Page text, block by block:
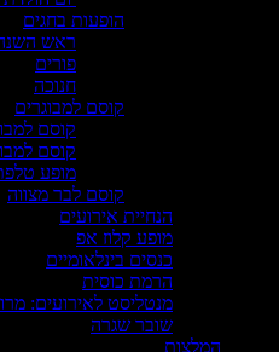
הופעות בחגים
ראש השנה
פורים
חנוכה
קוסם למבוגרים
קוסם
קוסם
מופע
קוסם לבר מצווה
הנחיית אירועים
מופע קלוז אפ
כנסים בינלאומיים
הרמת כוסית
מנטליסט לאירועים: מרום
שובר שגרה
המלצות